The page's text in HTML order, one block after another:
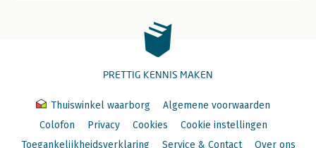
PRETTIG KENNIS MAKEN
Thuiswinkel waarborg
Algemene voorwaarden
Colofon
Privacy Cookies
Cookie instellingen
Toegankelijkheidsverklaring
Service & Contact Over ons